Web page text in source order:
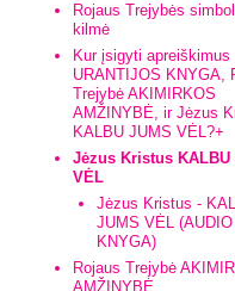
Rojaus Trejybės
kilmė
Kur įsigyti apreiškimus
URANTIJOS KNYGA,
Trejybė AKIMIRKOS
AMŽINYBĖ, ir Jėzus
KALBU JUMS VĖL?+
Jėzus Kristus KALBU
VĖL
Jėzus Kristus -
JUMS VĖL (AUDIO
KNYGA)
Rojaus Trejybė
AMŽINYBĖ